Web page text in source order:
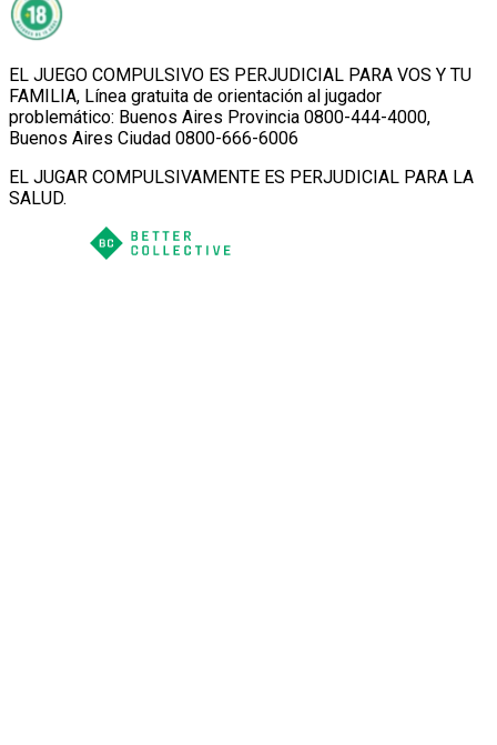
EL JUEGO COMPULSIVO ES PERJUDICIAL PARA VOS Y TU
FAMILIA, Línea gratuita de orientación al jugador
problemático: Buenos Aires Provincia 0800-444-4000,
Buenos Aires Ciudad 0800-666-6006
EL JUGAR COMPULSIVAMENTE ES PERJUDICIAL PARA LA
SALUD.